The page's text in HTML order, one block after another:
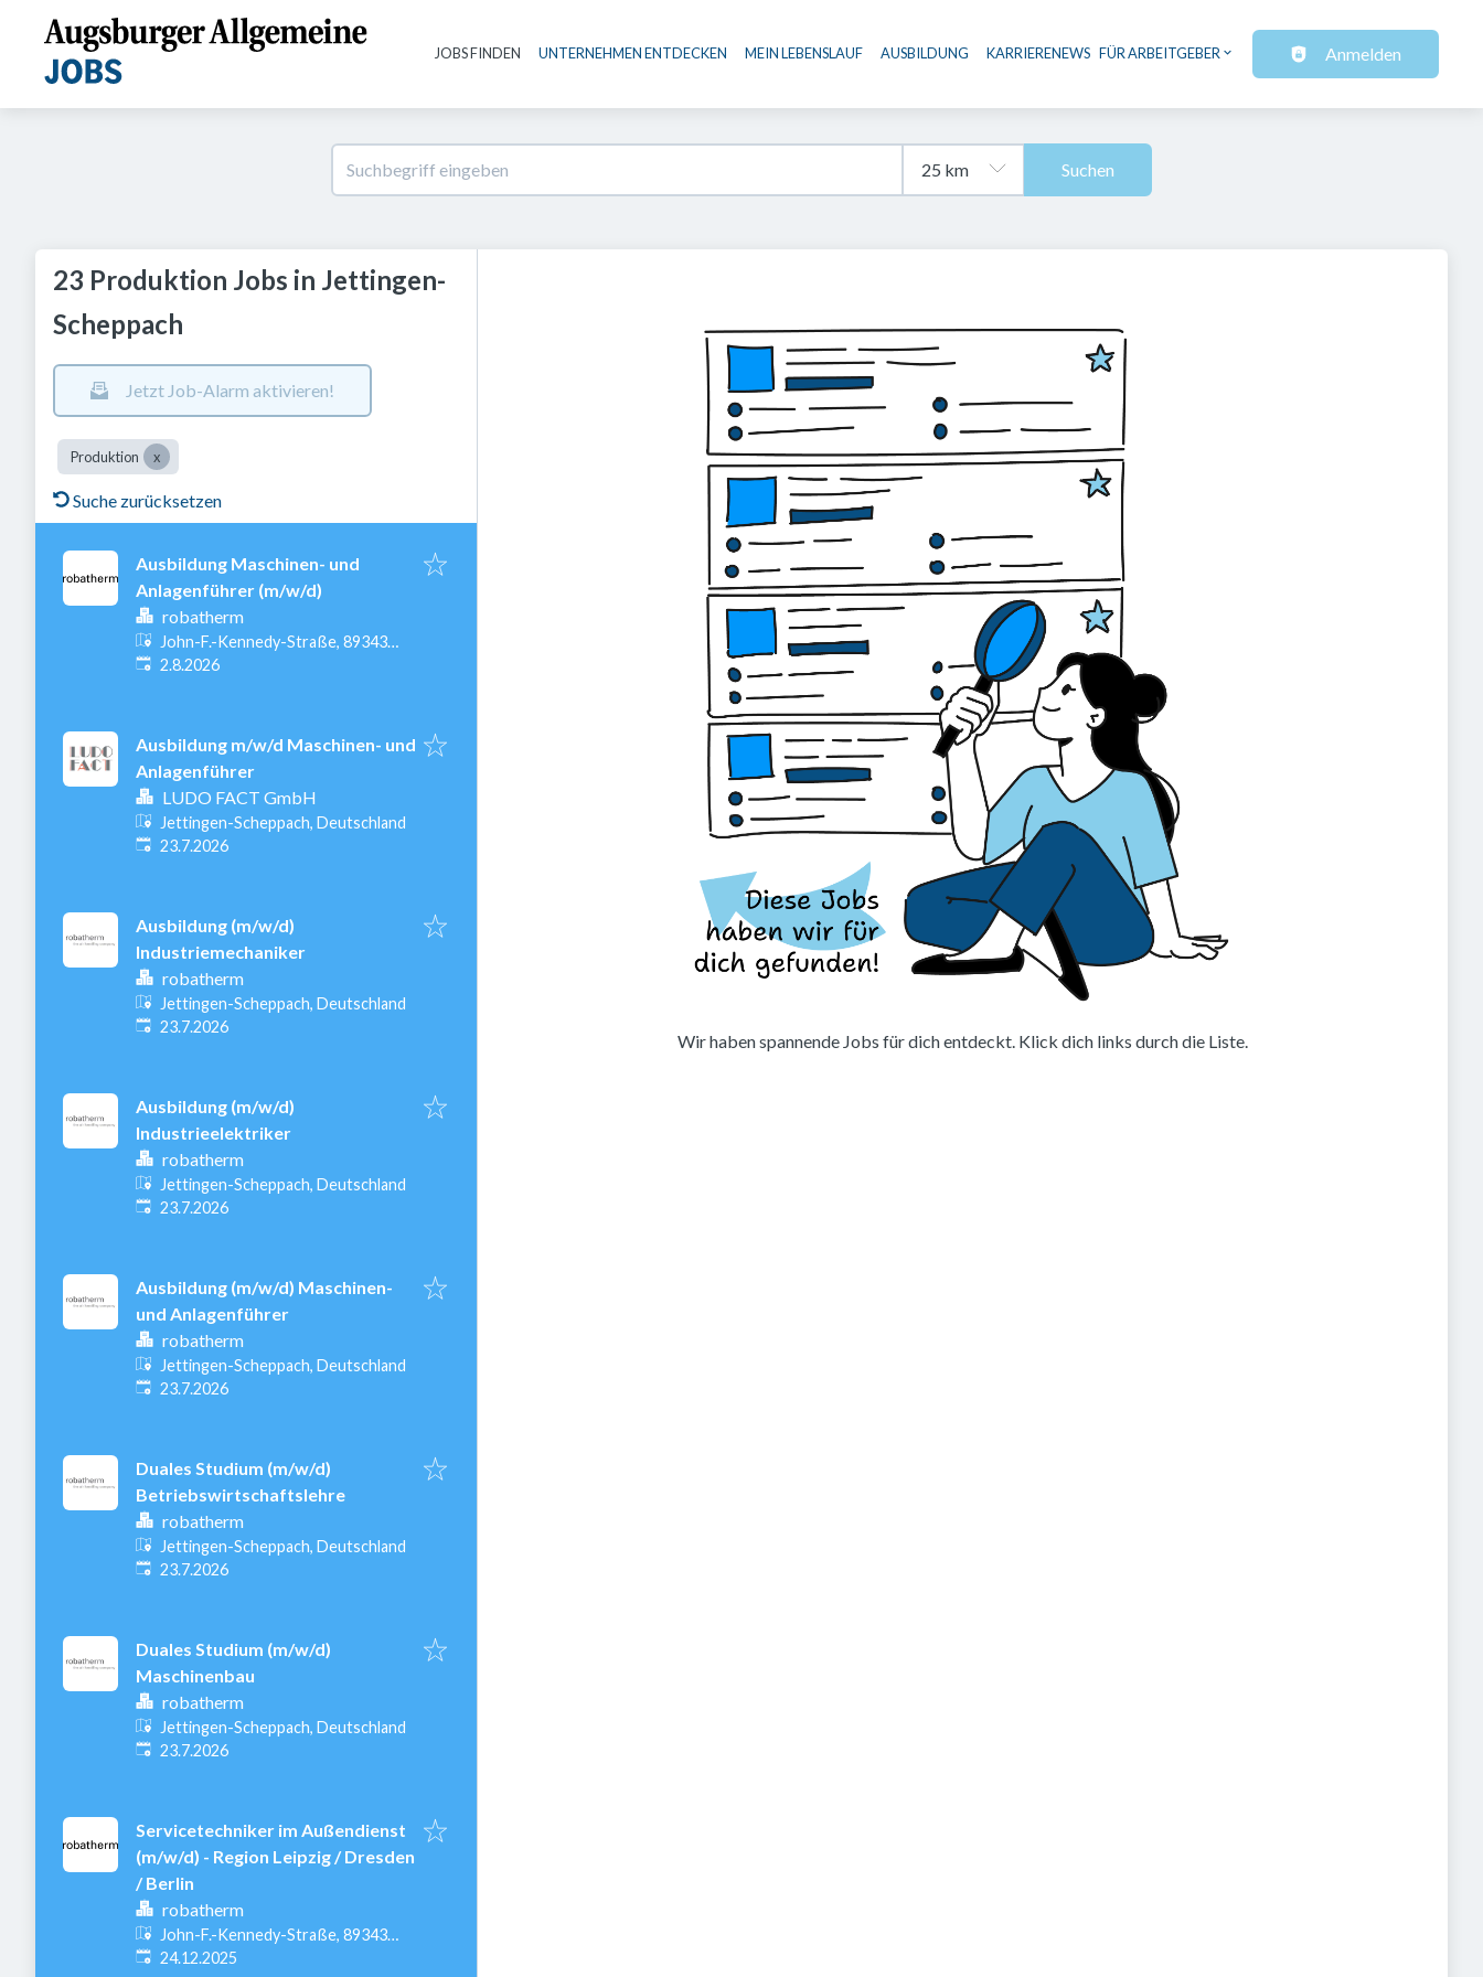
Haupt-Navigation
JOBS FINDEN UNTERNEHMEN ENTDECKEN MEIN LEBENSLAUF AUSBILDUNG KARRIERENEWS FÜR ARBEITGEBER Anmelden
Suchen
23 Produktion Jobs in Jettingen-
Scheppach
Jetzt Job-Alarm aktivieren!
Produktion
Suche zurücksetzen
Ausbildung Maschinen- und
Anlagenführer (m/w/d)
robatherm
John-F.-Kennedy-Straße, 89343
Jettingen-Scheppach, Deutschland
Veröffentlicht
2.8.2026
Ausbildung m/w/d Maschinen- und
Anlagenführer
LUDO FACT GmbH
Jettingen-Scheppach, Deutschland
Veröffentlicht
23.7.2026
Ausbildung (m/w/d)
Industriemechaniker
robatherm
Jettingen-Scheppach, Deutschland
Veröffentlicht
23.7.2026
Ausbildung (m/w/d)
Industrieelektriker
robatherm
Jettingen-Scheppach, Deutschland
Veröffentlicht
23.7.2026
Ausbildung (m/w/d) Maschinen-
und Anlagenführer
robatherm
Jettingen-Scheppach, Deutschland
Veröffentlicht
23.7.2026
Duales Studium (m/w/d)
Betriebswirtschaftslehre
robatherm
Jettingen-Scheppach, Deutschland
Veröffentlicht
23.7.2026
Duales Studium (m/w/d)
Maschinenbau
robatherm
Jettingen-Scheppach, Deutschland
Veröffentlicht
23.7.2026
Servicetechniker im Außendienst
(m/w/d) - Region Leipzig / Dresden
/ Berlin
robatherm
John-F.-Kennedy-Straße, 89343
Jettingen-Scheppach, Deutschland
Veröffentlicht
24.12.2025
Wir haben spannende Jobs für dich entdeckt. Klick dich links durch die Liste.